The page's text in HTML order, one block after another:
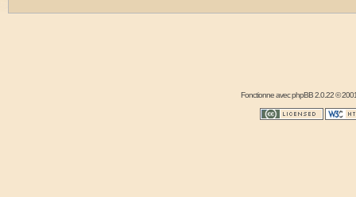
Fonctionne avecphpBB2.0.22 ©